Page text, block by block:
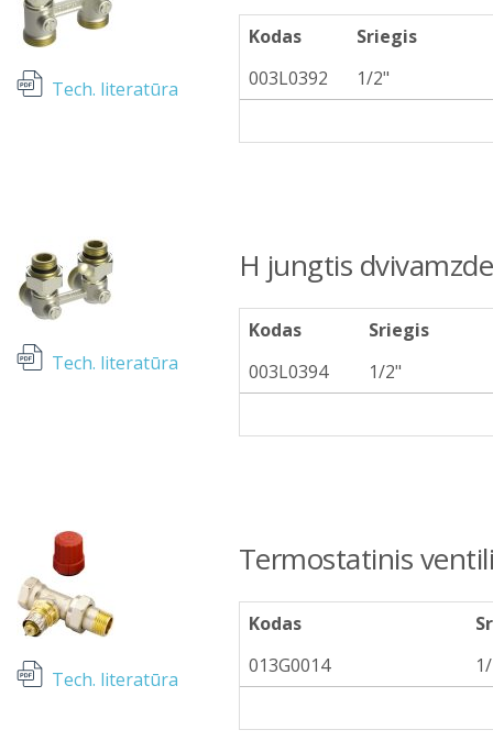
Tech. literatūra
Kodas
Sriegis
003L0392
1/2"
Tech. literatūra
H jungtis
Kodas
Sriegis
003L0394
1/2"
Tech. literatūra
Termostatinis
Kodas
013G0014